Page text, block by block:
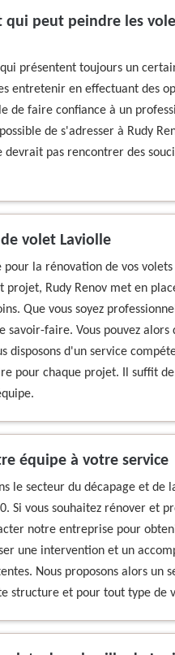
qui peut peindre les
présentent toujours un
entretenir en effectuant des
de faire confiance à un
de s'adresser à Rudy
pas rencontrer des
volet Laviolle
la rénovation de vos
projet, Rudy Renov met en
Que vous soyez
savoir-faire. Vous pouvez alors
disposons d'un service
pour chaque projet. Il suffit
équipe à votre service
le secteur du décapage et de
Si vous souhaitez rénover et
notre entreprise pour
une intervention et un
Nous proposons alors un
structure et pour tout type de